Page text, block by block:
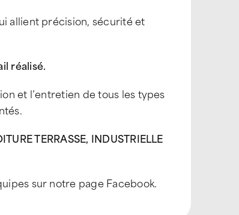
allient précision, sécurité et
réalisé.
et l’entretien de tous les types
TERRASSE, INDUSTRIELLE
sur notre page Facebook.